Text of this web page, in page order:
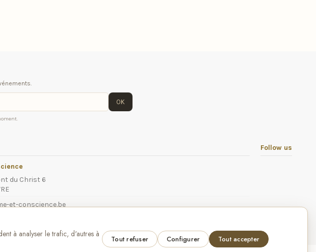
OK
du Christ 6
et-conscience.be
Follow us
à analyser le trafic, d'autres à
Tout refuser Configurer Tout accepter